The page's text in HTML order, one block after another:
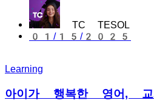
TC TESOL
01/15/2025
Learning
아이가 행복한 영어, 교